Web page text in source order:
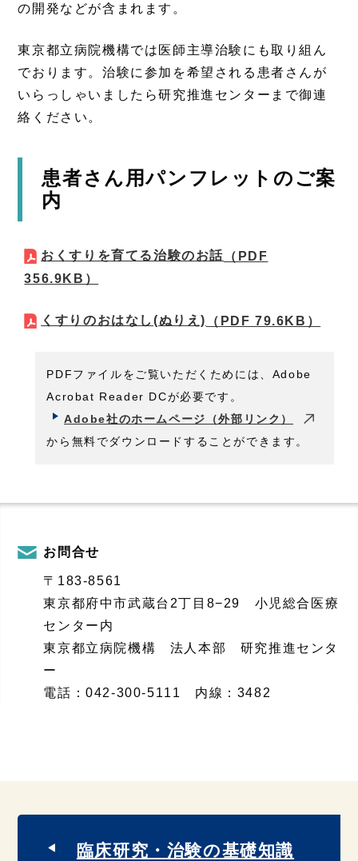
の開発などが含まれます。
東京都立病院機構では医師主導治験にも取り組ん
でおります。治験に参加を希望される患者さんが
いらっしゃいましたら研究推進センターまで御連
絡ください。
患者さん用パンフレットのご案
内
おくすりを育てる治験のお話 （PDF
356.9KB）
くすりのおはなし(ぬりえ) （PDF 79.6KB）
PDFファイルをご覧いただくためには、Adobe
Acrobat Reader DCが必要です。
Adobe社のホームページ（外部リンク）
から無料でダウンロードすることができます。
お問合せ
〒183-8561
東京都府中市武蔵台2丁目8−29 小児総合医療
センター内
東京都立病院機構 法人本部 研究推進センタ
ー
電話：042-300-5111 内線：3482
臨床研究・治験の基礎知識